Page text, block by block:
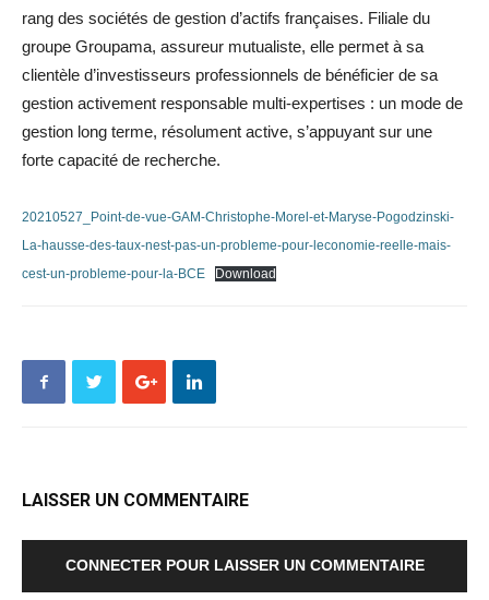
rang des sociétés de gestion d’actifs françaises. Filiale du
groupe Groupama, assureur mutualiste, elle permet à sa
clientèle d’investisseurs professionnels de bénéficier de sa
gestion activement responsable multi-expertises : un mode de
gestion long terme, résolument active, s’appuyant sur une
forte capacité de recherche.
20210527_Point-de-vue-GAM-Christophe-Morel-et-Maryse-Pogodzinski-
La-hausse-des-taux-nest-pas-un-probleme-pour-leconomie-reelle-mais-
cest-un-probleme-pour-la-BCE
Download
LAISSER UN COMMENTAIRE
CONNECTER POUR LAISSER UN COMMENTAIRE